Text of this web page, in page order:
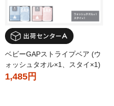
ベビーGAPストライプベア (ウ
ォッシュタオル×1、スタイ×1)
1,485円